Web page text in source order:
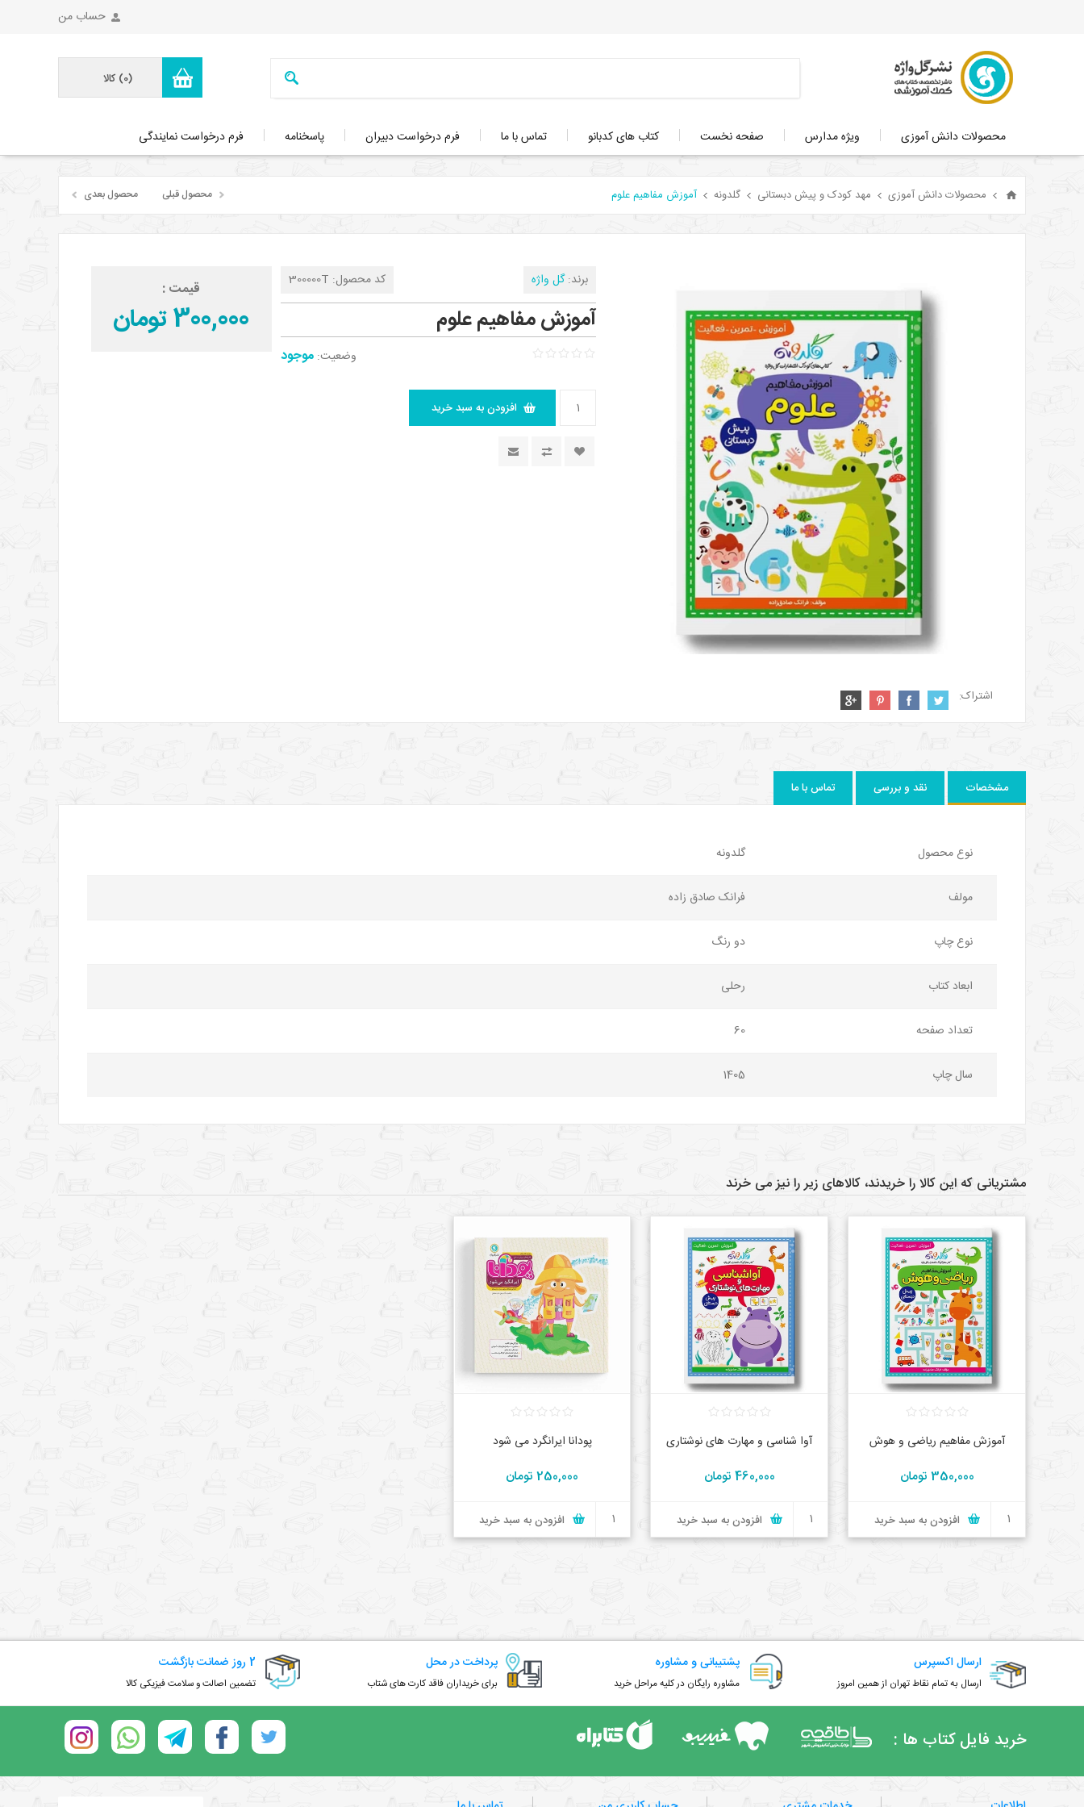
حساب من
(0) کالا
محصولات دانش آموزی ویژه مدارس صفحه نخست کتاب های کدبانو تماس با ما فرم درخواست دبیران پاسخنامه فرم درخواست نمایندگی
محصولات دانش آموزی مهد کودک و پیش دبستانی گلدونه آموزش مفاهیم علوم محصول قبلی محصول بعدی
قیمت :
300,000 تومان
برند: گل واژه کد محصول: 300000T
آموزش مفاهیم علوم
وضعیت: موجود
اشتراک:
مشخصات نقد و بررسی تماس با ما
نوع محصول گلدونه
مولف فرانک صادق زاده
نوع چاپ دو رنگ
ابعاد کتاب رحلی
تعداد صفحه 60
سال چاپ 1405
مشتریانی که این کالا را خریدند، کالاهای زیر را نیز می خرند
آموزش مفاهیم ریاضی و هوش
350,000 تومان
افزودن به سبد خرید
آوا شناسی و مهارت های نوشتاری
460,000 تومان
افزودن به سبد خرید
پودانا ایرانگرد می شود
250,000 تومان
افزودن به سبد خرید
ارسال اکسپرس
ارسال به تمام نقاط تهران از همین امروز
پشتیبانی و مشاوره
مشاوره رایگان در کلیه مراحل خرید
پرداخت در محل
برای خریداران فاقد کارت های شتاب
2 روز ضمانت بازگشت
تضمین اصالت و سلامت فیزیکی کالا
خرید فایل کتاب ها :